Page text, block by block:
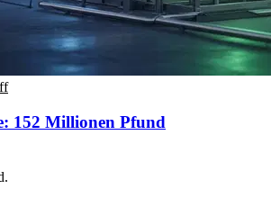
152 Millionen Pfund